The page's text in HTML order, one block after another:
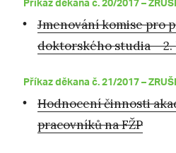
Příkaz děkana č. 20/2017 –
Jmenování komise pro
doktorského studia – 2.
Příkaz děkana č. 21/2017 –
Hodnocení činnosti
pracovníků na FŽP